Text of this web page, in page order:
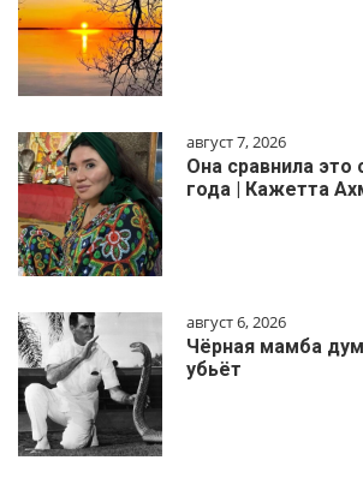
август 7, 2026
Она сравнила это
года | Кажетта
август 6, 2026
Чёрная мамба
убьёт